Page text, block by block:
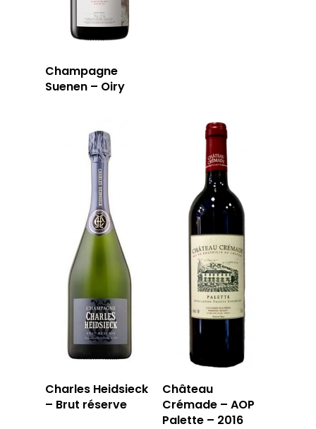
Champagne
Suenen – Oiry
Charles Heidsieck
– Brut réserve
Château
Crémade – AOP
Palette – 2016